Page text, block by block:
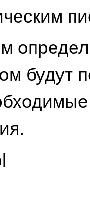
будут